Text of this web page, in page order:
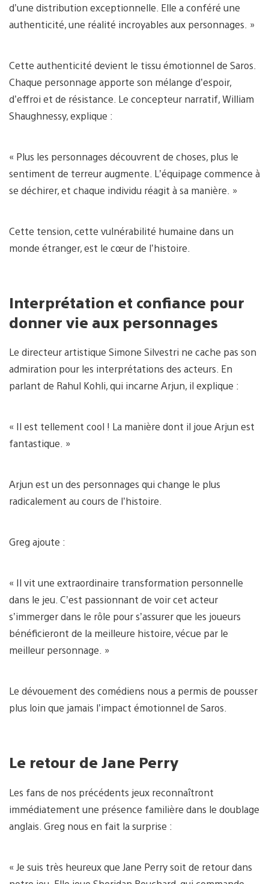
d’une distribution exceptionnelle. Elle a conféré une
authenticité, une réalité incroyables aux personnages. »
Cette authenticité devient le tissu émotionnel de Saros.
Chaque personnage apporte son mélange d’espoir,
d’effroi et de résistance. Le concepteur narratif, William
Shaughnessy, explique :
« Plus les personnages découvrent de choses, plus le
sentiment de terreur augmente. L’équipage commence à
se déchirer, et chaque individu réagit à sa manière. »
Cette tension, cette vulnérabilité humaine dans un
monde étranger, est le cœur de l’histoire.
Interprétation et confiance pour
donner vie aux personnages
Le directeur artistique Simone Silvestri ne cache pas son
admiration pour les interprétations des acteurs. En
parlant de Rahul Kohli, qui incarne Arjun, il explique :
« Il est tellement cool ! La manière dont il joue Arjun est
fantastique. »
Arjun est un des personnages qui change le plus
radicalement au cours de l’histoire.
Greg ajoute :
« Il vit une extraordinaire transformation personnelle
dans le jeu. C’est passionnant de voir cet acteur
s’immerger dans le rôle pour s’assurer que les joueurs
bénéficieront de la meilleure histoire, vécue par le
meilleur personnage. »
Le dévouement des comédiens nous a permis de pousser
plus loin que jamais l’impact émotionnel de Saros.
Le retour de Jane Perry
Les fans de nos précédents jeux reconnaîtront
immédiatement une présence familière dans le doublage
anglais. Greg nous en fait la surprise :
« Je suis très heureux que Jane Perry soit de retour dans